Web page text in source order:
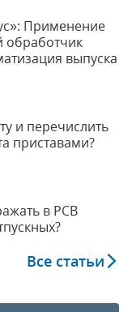
Применение
обработчик
выпуска
и перечислить
приставами?
в РСВ
Все статьи